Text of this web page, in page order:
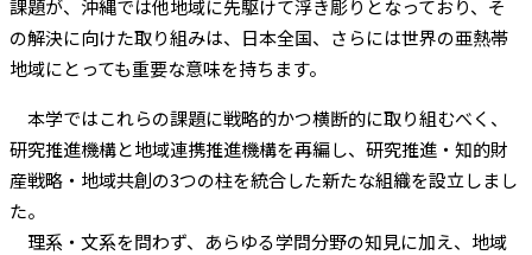
課題が、沖縄では他地域に先駆けて浮き彫りとなっており、そ
の解決に向けた取り組みは、日本全国、さらには世界の亜熱帯
地域にとっても重要な意味を持ちます。
本学ではこれらの課題に戦略的かつ横断的に取り組むべく、
研究推進機構と地域連携推進機構を再編し、研究推進・知的財
産戦略・地域共創の3つの柱を統合した新たな組織を設立しまし
た。
理系・文系を問わず、あらゆる学問分野の知見に加え、地域